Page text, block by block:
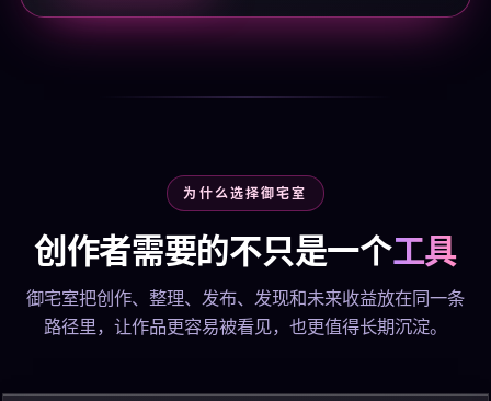
为什么选择御宅室
创作者需要的不只是一个工具
御宅室把创作、整理、发布、发现和未来收益放在同一条
路径里，让作品更容易被看见，也更值得长期沉淀。